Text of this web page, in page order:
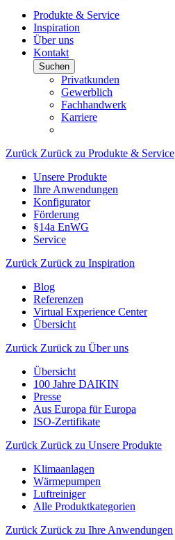
Produkte & Service
Inspiration
Über uns
Kontakt
Suchen
Privatkunden
Gewerblich
Fachhandwerk
Karriere
Zurück Zurück zu Produkte & Service
Unsere Produkte
Ihre Anwendungen
Konfigurator
Förderung
§14a EnWG
Service
Zurück Zurück zu Inspiration
Blog
Referenzen
Virtual Experience Center
Übersicht
Zurück Zurück zu Über uns
Übersicht
100 Jahre DAIKIN
Presse
Aus Europa für Europa
ISO-Zertifikate
Zurück Zurück zu Unsere Produkte
Klimaanlagen
Wärmepumpen
Luftreiniger
Alle Produktkategorien
Zurück Zurück zu Ihre Anwendungen